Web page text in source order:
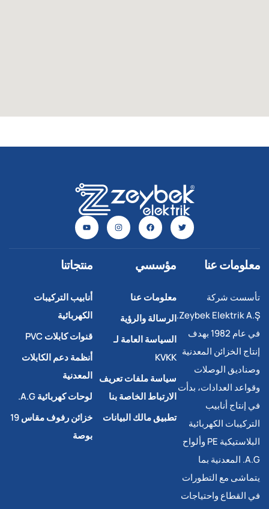
معلومات عنا
تأسست شركة
Zeybek Elektrik A.Ş.
في عام 1982 بهدف
إنتاج الخزائن المعدنية
وصناديق الوصلات
وقواعد العدادات، بدأت
في إنتاج أنابيب
التركيبات الكهربائية
البلاستيكية PE وألواح
A.G. المعدنية بما
يتماشى مع التطورات
في القطاع واحتياجات
مؤسسي
معلومات عنا
الرسالة والرؤية
السياسة العامة لـ
KVKK
سياسة ملفات تعريف
الارتباط الخاصة بنا
تطبيق مالك البيانات
منتجاتنا
أنابيب التركيبات
الكهربائية
قنوات كابلات PVC
أنظمة دعم الكابلات
المعدنية
لوحات كهربائية A.G.
خزائن رفوف مقاس 19
بوصة